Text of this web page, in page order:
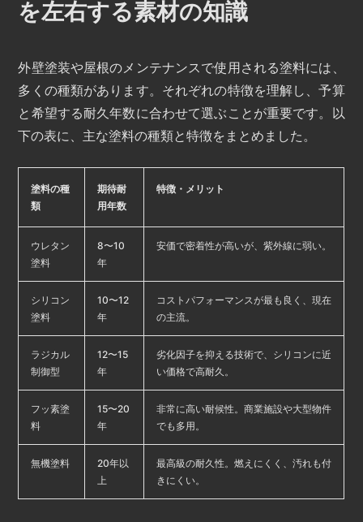
を左右する素材の知識
外壁塗装や屋根のメンテナンスで使用される塗料には、
多くの種類があります。それぞれの特徴を理解し、予算
と希望する耐久年数に合わせて選ぶことが重要です。以
下の表に、主な塗料の種類と特徴をまとめました。
塗料の種
類
期待耐
用年数
特徴・メリット
ウレタン
塗料
8〜10
年
安価で密着性が高いが、紫外線に弱い。
シリコン
塗料
10〜12
年
コストパフォーマンスが最も良く、現在
の主流。
ラジカル
制御型
12〜15
年
劣化因子を抑える技術で、シリコンに近
い価格で高耐久。
フッ素塗
料
15〜20
年
非常に高い耐候性。商業施設や大型物件
でも多用。
無機塗料
20年以
上
最高級の耐久性。燃えにくく、汚れも付
きにくい。